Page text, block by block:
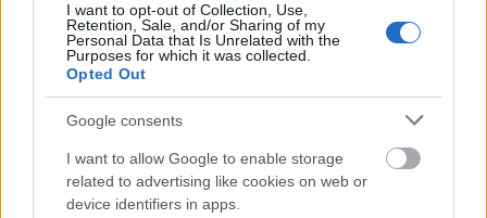
I want to opt-out of Collection, Use,
Retention, Sale, and/or Sharing of my
Personal Data that Is Unrelated with the
Purposes for which it was collected.
Opted Out
Google consents
I want to allow Google to enable storage
related to advertising like cookies on web or
device identifiers in apps.
fölfedezést, tettem.
- Hatalmas, soha el nem képzelt, félméteres átmérőjű
emberi koponyára akadtam, amelynek felső része még
teljesen ép volt és az agyelő helyén folyékony higany
csillogott. A koponyacsont egy 80 centiméteres
átmérőjű, egy ceniméter vastag posztóju kalapban
feküdt. Olyan volt mint egy esernyő. Fel is jegyeztem ezt
a dolgot, hogy soha el ne felejtsem. Valószínű, hogy az